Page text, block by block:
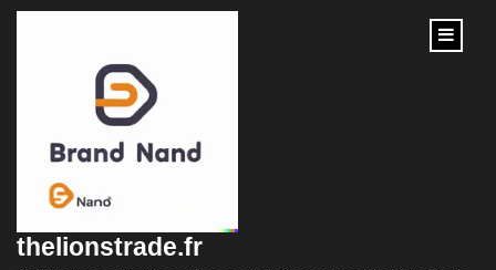
content
thelionstrade.fr
Formation en ligne
reconnue en